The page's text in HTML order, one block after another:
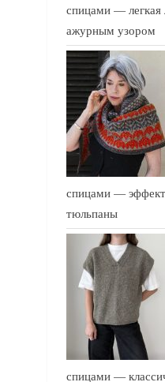
спицами — легкая
ажурным узором
спицами —
тюльпаны
спицами —